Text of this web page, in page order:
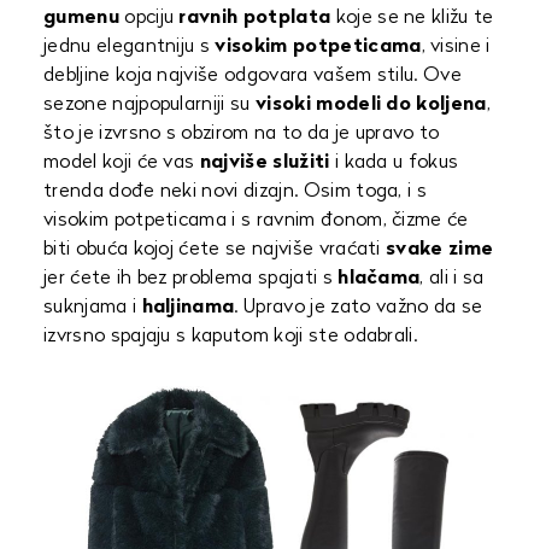
gumenuopciju ravnih potplata koje se ne kližu te
jednu elegantniju svisokim potpeticama, visine i
debljine koja najviše odgovara vašem stilu. Ove
sezone najpopularniji suvisoki modeli do koljena,
što je izvrsno s obzirom na to da je upravo to
model koji će vas najviše služiti i kada u fokus
trenda dođe neki novi dizajn. Osim toga, i s
visokim potpeticama i s ravnim đonom, čizme će
biti obuća kojoj ćete se najviše vraćati svake zime
jer ćete ih bez problema spajati s hlačama, ali i sa
suknjama i haljinama. Upravo je zato važno da se
izvrsno spajaju s kaputom koji ste odabrali.